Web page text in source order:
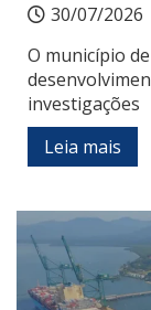
30/07/2026
O município
investigações
Leia mais